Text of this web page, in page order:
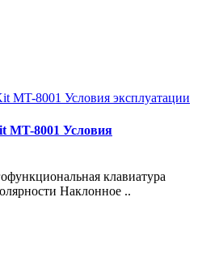
MT-8001 Условия
клавиатура
Наклонное ..